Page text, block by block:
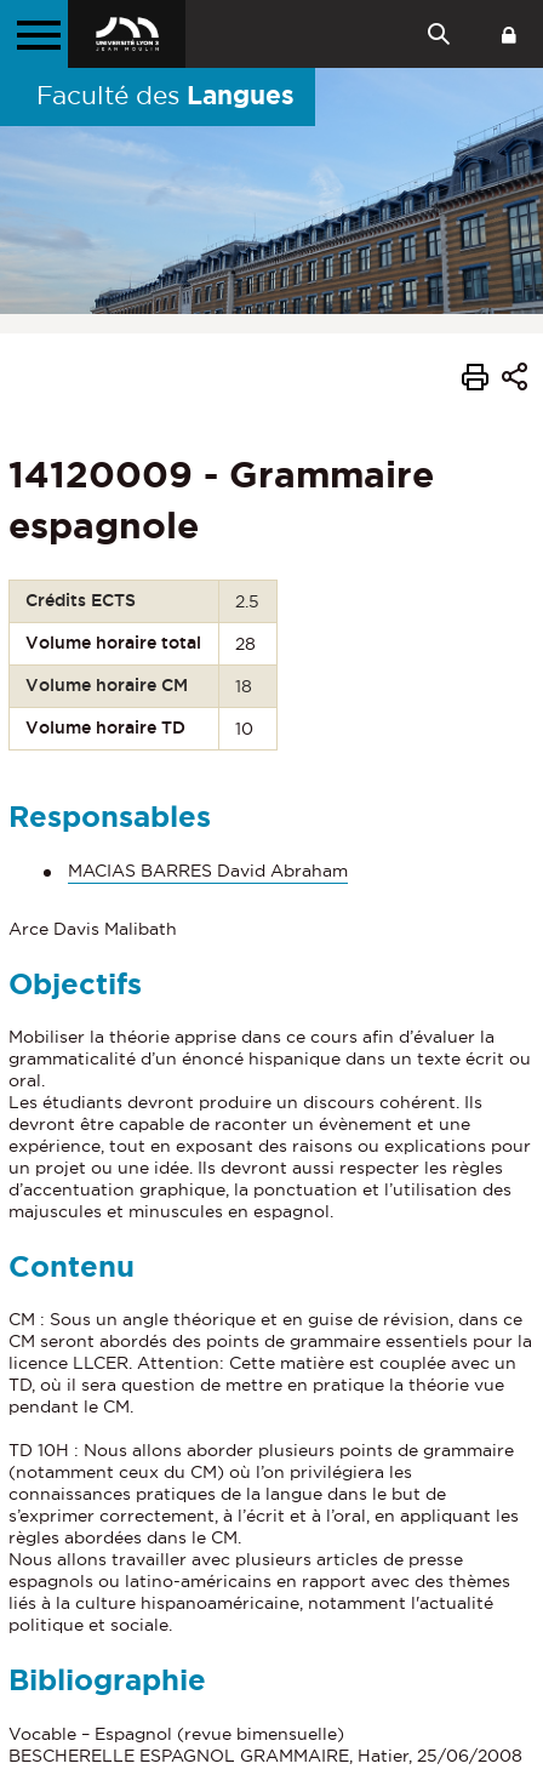
Faculté des Langues
14120009 - Grammaire
espagnole
Crédits ECTS 2.5
Volume horaire total 28
Volume horaire CM 18
Volume horaire TD 10
Responsables
MACIAS BARRES David Abraham
Arce Davis Malibath
Objectifs
Mobiliser la théorie apprise dans ce cours afin d’évaluer la
grammaticalité d’un énoncé hispanique dans un texte écrit ou
oral.
Les étudiants devront produire un discours cohérent. Ils
devront être capable de raconter un évènement et une
expérience, tout en exposant des raisons ou explications pour
un projet ou une idée. Ils devront aussi respecter les règles
d’accentuation graphique, la ponctuation et l’utilisation des
majuscules et minuscules en espagnol.
Contenu
CM : Sous un angle théorique et en guise de révision, dans ce
CM seront abordés des points de grammaire essentiels pour la
licence LLCER. Attention: Cette matière est couplée avec un
TD, où il sera question de mettre en pratique la théorie vue
pendant le CM.
TD 10H : Nous allons aborder plusieurs points de grammaire
(notamment ceux du CM) où l’on privilégiera les
connaissances pratiques de la langue dans le but de
s’exprimer correctement, à l’écrit et à l’oral, en appliquant les
règles abordées dans le CM.
Nous allons travailler avec plusieurs articles de presse
espagnols ou latino-américains en rapport avec des thèmes
liés à la culture hispanoaméricaine, notamment l'actualité
politique et sociale.
Bibliographie
Vocable – Espagnol (revue bimensuelle)
BESCHERELLE ESPAGNOL GRAMMAIRE, Hatier, 25/06/2008